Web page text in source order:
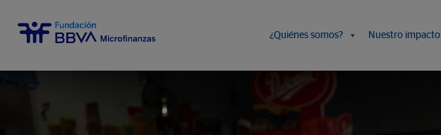
¿Quiénes somos? Nuestro impacto